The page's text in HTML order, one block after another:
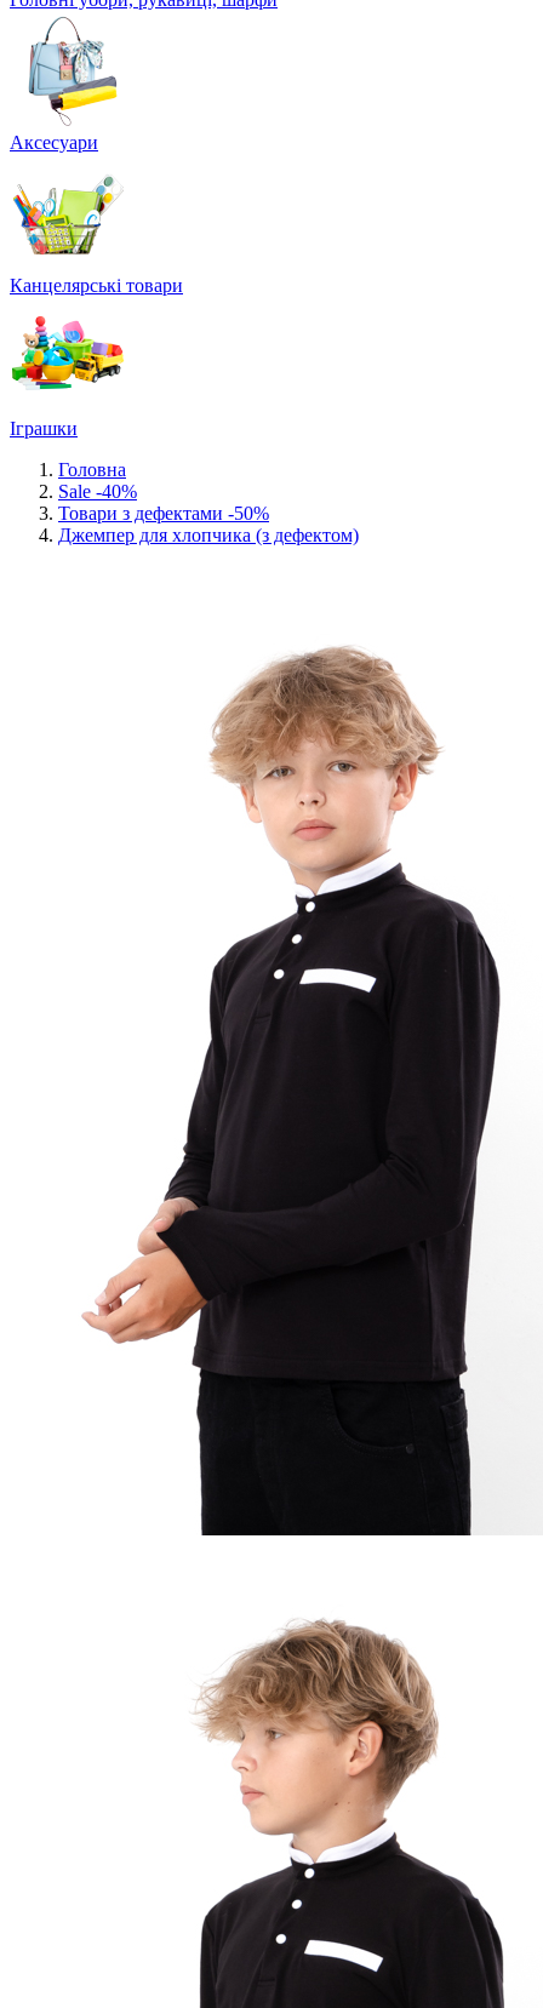
Аксесуари
Канцелярські товари
Іграшки
Головна
Sale -40%
Товари з дефектами -50%
Джемпер для хлопчика (з дефектом)